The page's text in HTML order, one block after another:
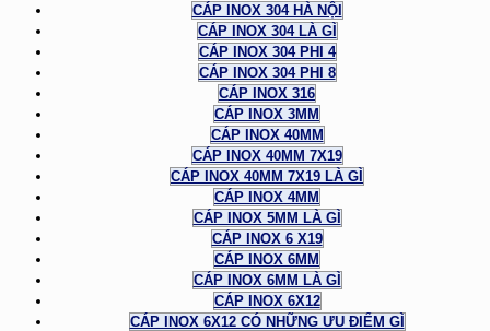
CÁP INOX 304 HÀ NỘI
CÁP INOX 304 LÀ GÌ
CÁP INOX 304 PHI 4
CÁP INOX 304 PHI 8
CÁP INOX 316
CÁP INOX 3MM
CÁP INOX 40MM
CÁP INOX 40MM 7X19
CÁP INOX 40MM 7X19 LÀ GÌ
CÁP INOX 4MM
CÁP INOX 5MM LÀ GÌ
CÁP INOX 6 X19
CÁP INOX 6MM
CÁP INOX 6MM LÀ GÌ
CÁP INOX 6X12
CÁP INOX 6X12 CÓ NHỮNG ƯU ĐIỂM GÌ